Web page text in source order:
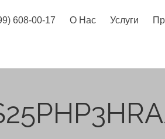
608-00-17 О Нас Услуги